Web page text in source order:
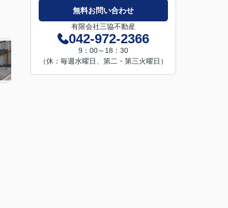
無料お問い合わせ
有限会社三協不動産
042-972-2366
9：00～18：30
（休：毎週水曜日、第二・第三火曜日）